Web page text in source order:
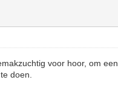
voor hoor, om
doen.